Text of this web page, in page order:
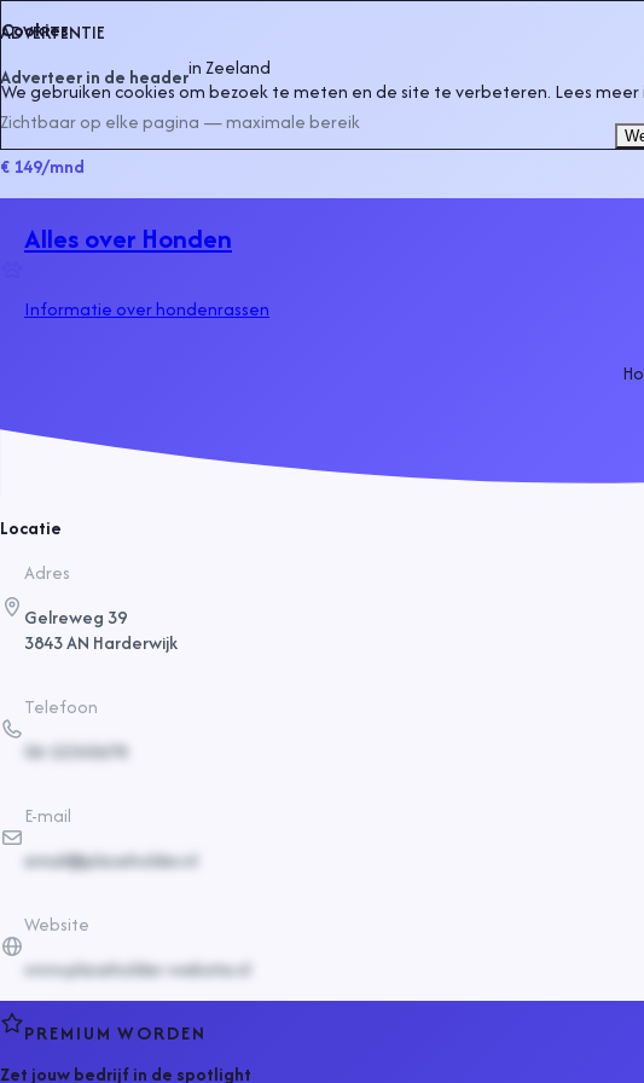
ADVERTENTIE
Adverteer in de headerinZeeland
Zichtbaar op elke pagina — maximale bereik
€ 149/mnd
Alles over Honden
Informatie over hondenrassen
Locatie
Adres
Gelreweg 39
3843 AN Harderwijk
Telefoon
06-12345678
E-mail
email@placeholder.nl
Website
www.placeholder-website.nl
PREMIUM WORDEN
Zet jouw bedrijf in de spotlight
Cookies
We gebruiken cookies om bezoek te meten en de site te verbeteren. Lees meer